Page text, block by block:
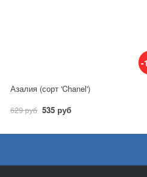
-
Азалия (сорт 'Chanel')
629 руб 535 руб